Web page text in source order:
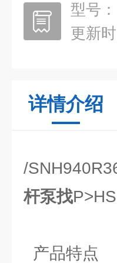
型号：
更新时
详情介绍
/
杆泵找P>
产品特点